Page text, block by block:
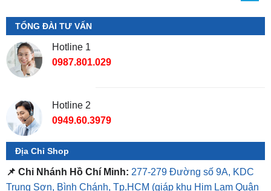
Hotline 1
0987.801.029
Địa Chỉ Shop
📌 Chi Nhánh Hồ Chí Minh: 277-279 Đường số 9A, KDC
Trung Sơn, Bình Chánh, Tp.HCM
7)